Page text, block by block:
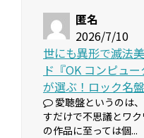
匿名
2026/7/10
世にも異形で滅法
ド『OK コンピュ
が選ぶ！ロック名
愛聴盤というのは
すだけで不思議とワ
の作品に至っては個...